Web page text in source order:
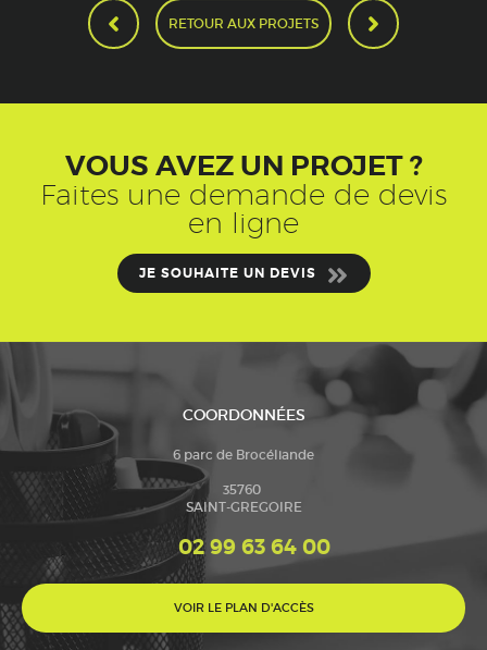
RETOUR AUX PROJETS
VOUS AVEZ UN PROJET ?
Faites une demande de devis
en ligne
JE SOUHAITE UN DEVIS
COORDONNÉES
6 parc de Brocéliande
35760
SAINT-GREGOIRE
02 99 63 64 00
VOIR LE PLAN D'ACCÈS